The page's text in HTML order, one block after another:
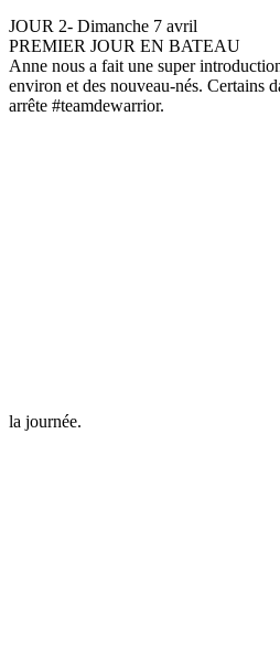
JOUR 2- Dimanche 7 avril
PREMIER JOUR EN BATEAU
Anne nous a fait une super
environ et des nouveau-nés. Certains
arrête #teamdewarrior.
la journée.